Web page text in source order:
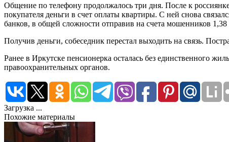
Общение по телефону продолжалось три дня. После к
покупателя деньги в счет оплаты квартиры. С ней снова
банков, в общей сложности отправив на счета мошенников
Получив деньги, собеседник перестал выходить на связь.
Ранее в Иркутске пенсионерка осталась без единственного
правоохранительных органов.
Загрузка ...
Похожие материалы